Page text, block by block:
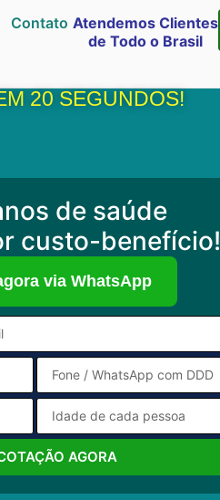
Contato Atendemos Clientes
de Todo o Brasil
20 SEGUNDOS!
de saúde
custo-benefício!
via WhatsApp
AGORA